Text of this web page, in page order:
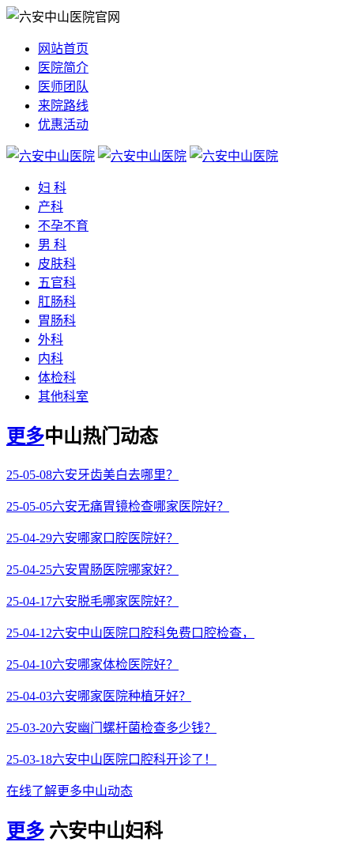
网站首页
医院简介
医师团队
来院路线
优惠活动
妇 科
产科
不孕不育
男 科
皮肤科
五官科
肛肠科
胃肠科
外科
内科
体检科
其他科室
更多中山热门动态
25-05-08六安牙齿美白去哪里？
25-05-05六安无痛胃镜检查哪家医院好？
25-04-29六安哪家口腔医院好？
25-04-25六安胃肠医院哪家好？
25-04-17六安脱毛哪家医院好？
25-04-12六安中山医院口腔科免费口腔检查，
25-04-10六安哪家体检医院好？
25-04-03六安哪家医院种植牙好？
25-03-20六安幽门螺杆菌检查多少钱？
25-03-18六安中山医院口腔科开诊了！
在线了解更多中山动态
更多 六安中山妇科